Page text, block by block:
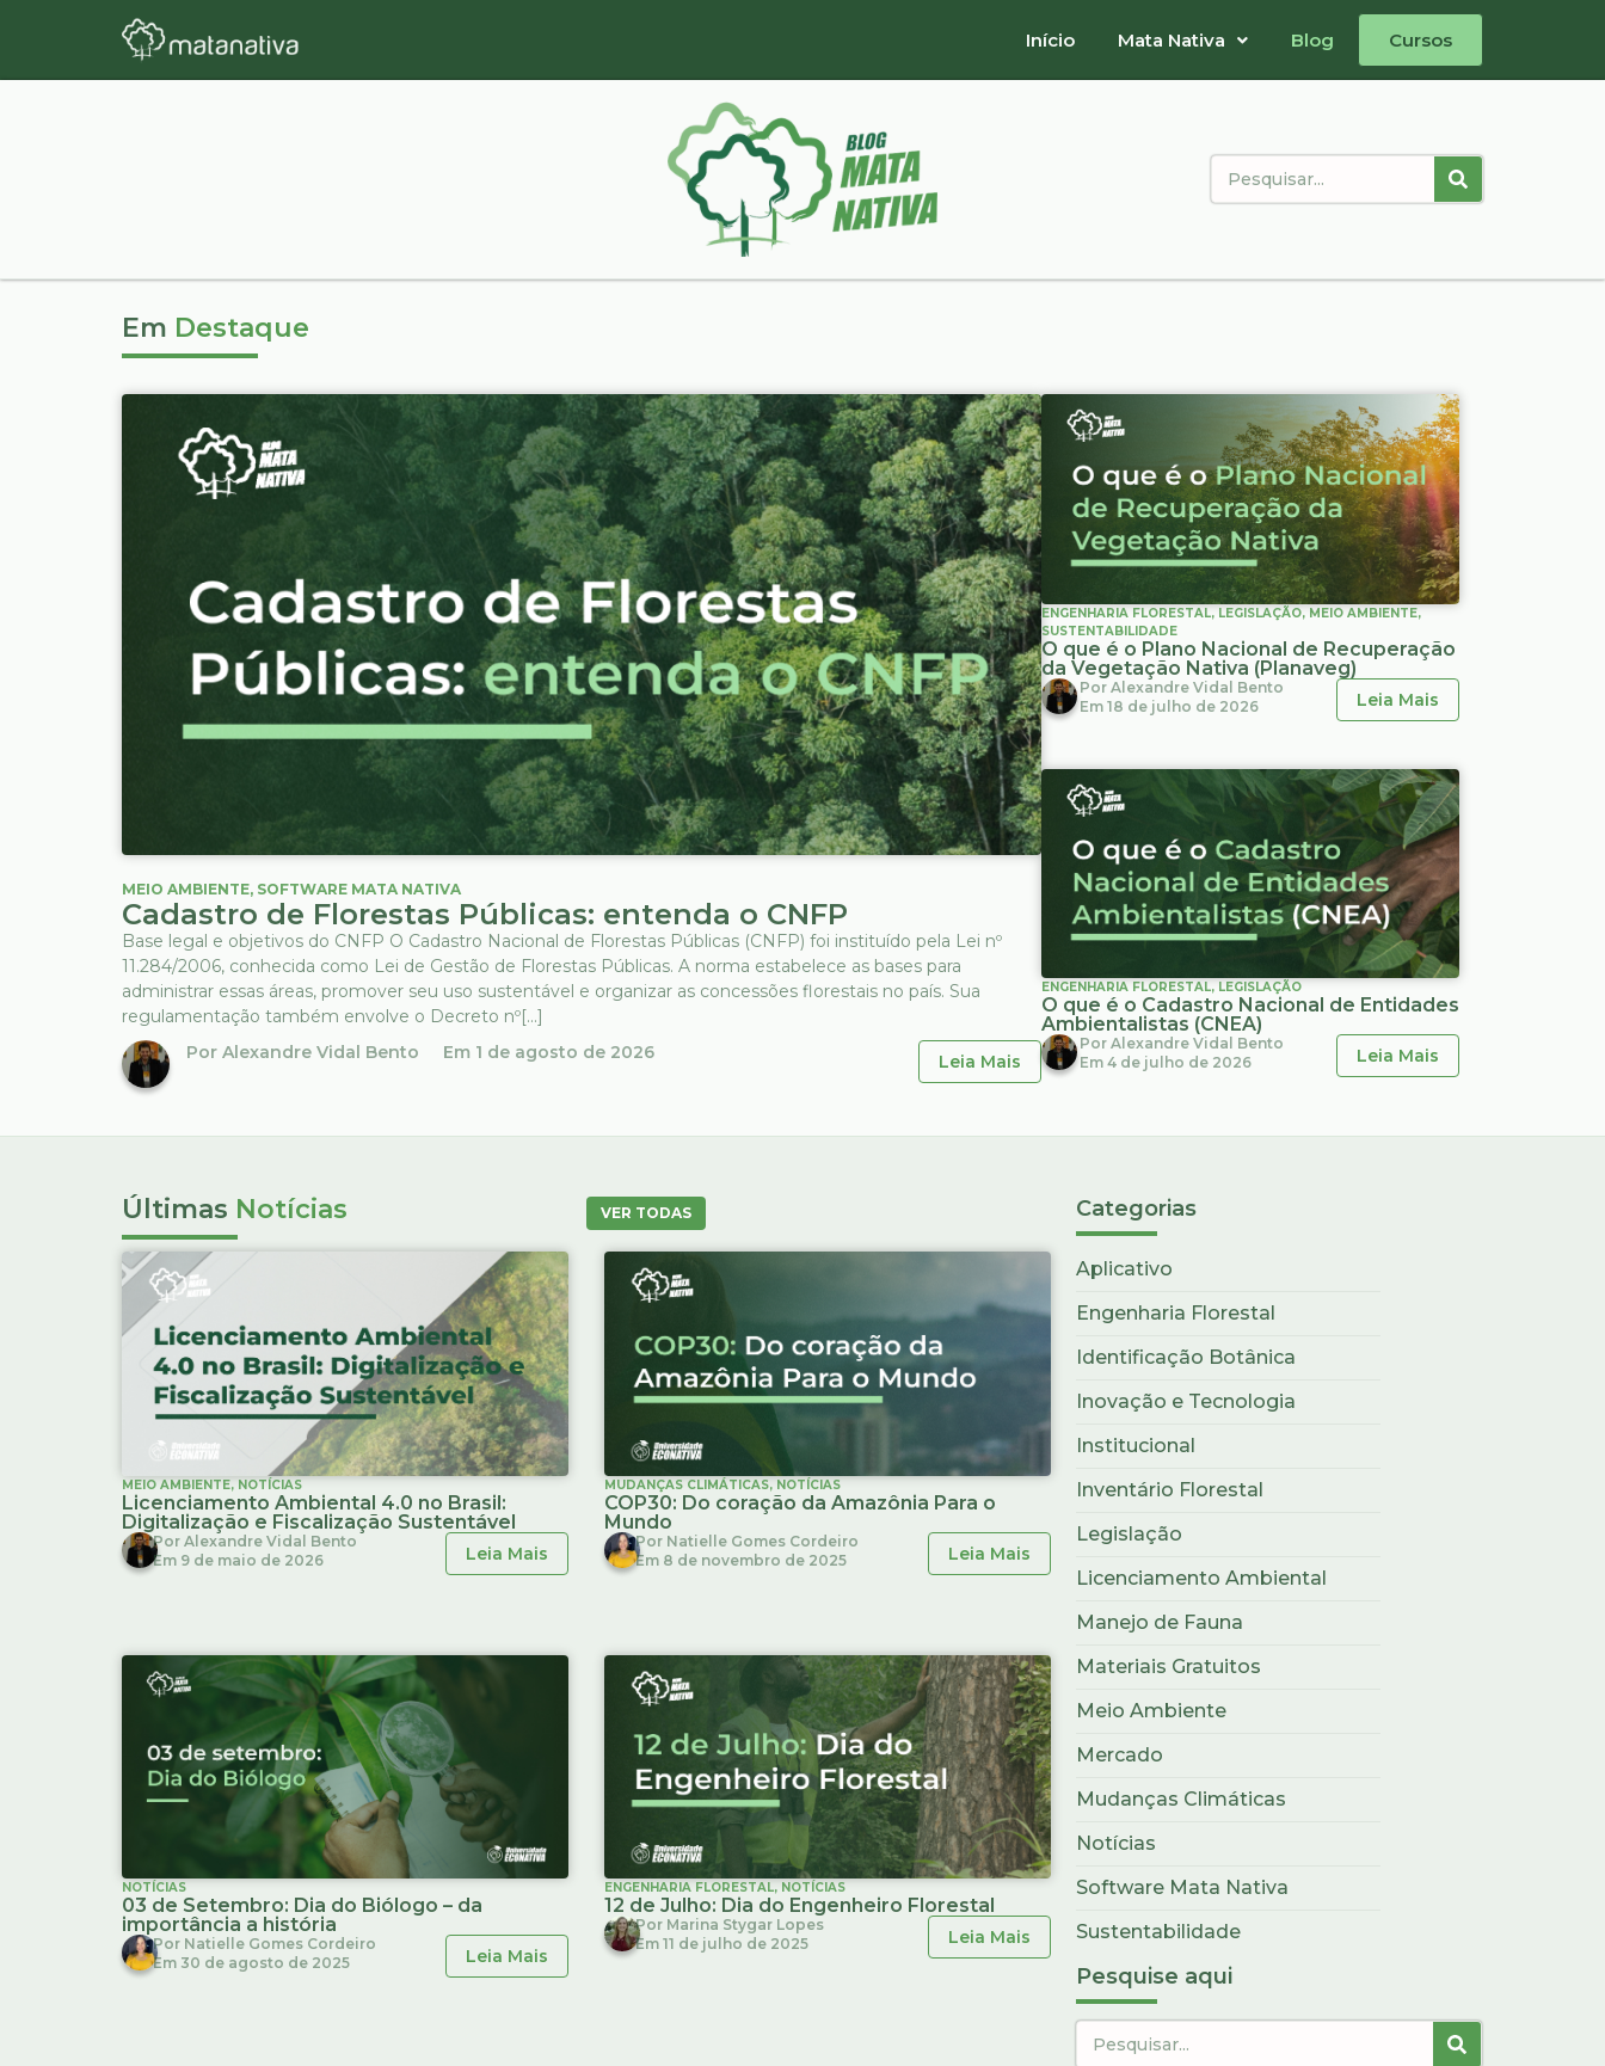
Início Mata Nativa Blog Cursos
Em Destaque
MEIO AMBIENTE, SOFTWARE MATA NATIVA
Cadastro de Florestas Públicas: entenda o CNFP
Base legal e objetivos do CNFP O Cadastro Nacional de Florestas Públicas (CNFP) foi instituído pela Lei nº
11.284/2006, conhecida como Lei de Gestão de Florestas Públicas. A norma estabelece as bases para
administrar essas áreas, promover seu uso sustentável e organizar as concessões florestais no país. Sua
regulamentação também envolve o Decreto nº[...]
PorAlexandre Vidal Bento Em 1 de agosto de 2026 Leia Mais
ENGENHARIA FLORESTAL, LEGISLAÇÃO, MEIO AMBIENTE,
SUSTENTABILIDADE
O que é o Plano Nacional de Recuperação
da Vegetação Nativa (Planaveg)
PorAlexandre Vidal Bento
Em 18 de julho de 2026 Leia Mais
ENGENHARIA FLORESTAL, LEGISLAÇÃO
O que é o Cadastro Nacional de Entidades
Ambientalistas (CNEA)
PorAlexandre Vidal Bento
Em 4 de julho de 2026 Leia Mais
Últimas Notícias VER TODAS
MEIO AMBIENTE, NOTÍCIAS
Licenciamento Ambiental 4.0 no Brasil:
Digitalização e Fiscalização Sustentável
Por Alexandre Vidal Bento
Em 9 de maio de 2026 Leia Mais
MUDANÇAS CLIMÁTICAS, NOTÍCIAS
COP30: Do coração da Amazônia Para o
Mundo
Por Natielle Gomes Cordeiro
Em 8 de novembro de 2025 Leia Mais
NOTÍCIAS
03 de Setembro: Dia do Biólogo – da
importância a história
Por Natielle Gomes Cordeiro
Em 30 de agosto de 2025 Leia Mais
ENGENHARIA FLORESTAL, NOTÍCIAS
12 de Julho: Dia do Engenheiro Florestal
Por Marina Stygar Lopes
Em 11 de julho de 2025 Leia Mais
Categorias
Aplicativo
Engenharia Florestal
Identificação Botânica
Inovação e Tecnologia
Institucional
Inventário Florestal
Legislação
Licenciamento Ambiental
Manejo de Fauna
Materiais Gratuitos
Meio Ambiente
Mercado
Mudanças Climáticas
Notícias
Software Mata Nativa
Sustentabilidade
Pesquise aqui